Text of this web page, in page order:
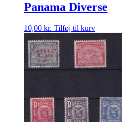
Panama Diverse
10,00 kr. Tilføj til kurv